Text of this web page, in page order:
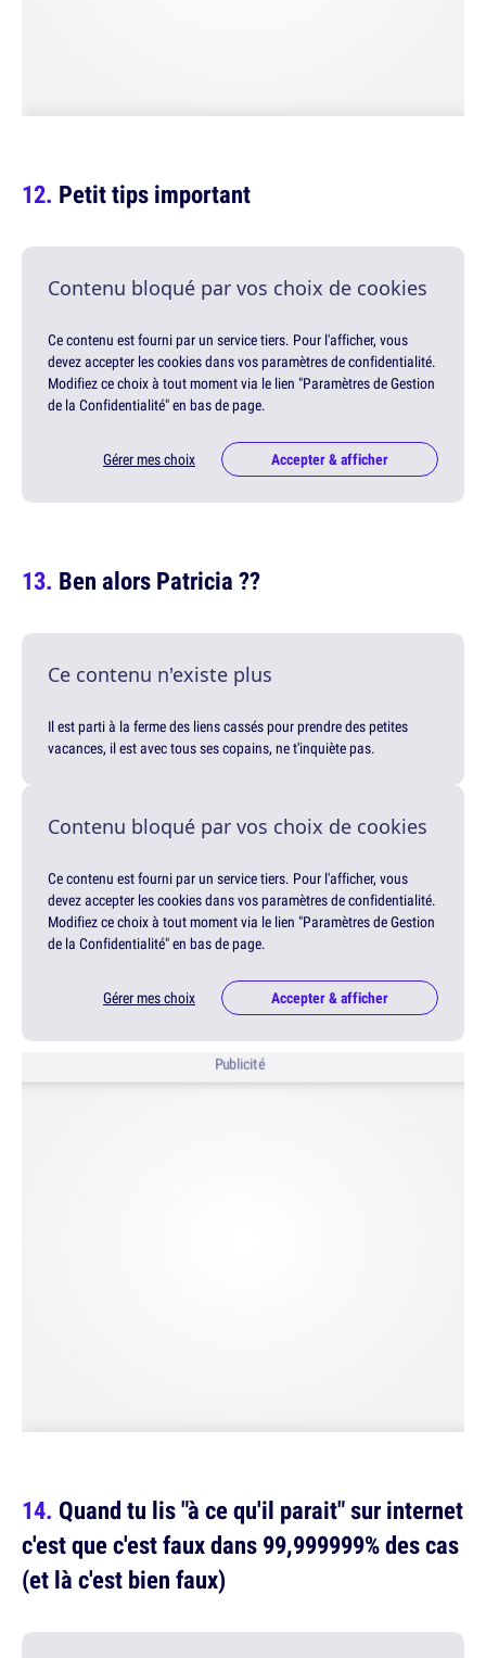
Petit tips important
Contenu bloqué par vos choix de cookies
Ce contenu est fourni par un service tiers. Pour l'afficher, vous
devez accepter les cookies dans vos paramètres de confidentialité.
Modifiez ce choix à tout moment via le lien "Paramètres de Gestion
de la Confidentialité" en bas de page.
Gérer mes choix Accepter & afficher
Ben alors Patricia ??
Ce contenu n'existe plus
Il est parti à la ferme des liens cassés pour prendre des petites
vacances, il est avec tous ses copains, ne t'inquiète pas.
Contenu bloqué par vos choix de cookies
Ce contenu est fourni par un service tiers. Pour l'afficher, vous
devez accepter les cookies dans vos paramètres de confidentialité.
Modifiez ce choix à tout moment via le lien "Paramètres de Gestion
de la Confidentialité" en bas de page.
Gérer mes choix Accepter & afficher
Publicité
Quand tu lis "à ce qu'il parait" sur internet
c'est que c'est faux dans 99,999999% des cas
(et là c'est bien faux)